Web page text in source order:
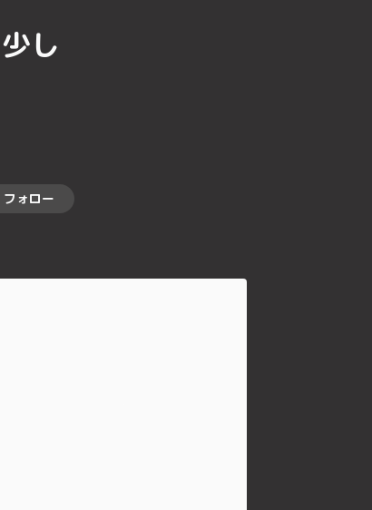
し
フォロー